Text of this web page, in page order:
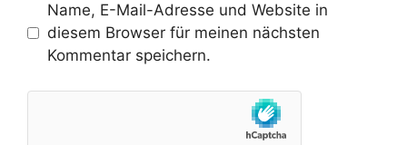
Name, E-Mail-Adresse und Website in
diesem Browser für meinen nächsten
Kommentar speichern.